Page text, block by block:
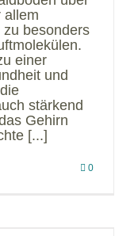
allem
besonders
einer
und
stärkend
Gehirn
[...]
0